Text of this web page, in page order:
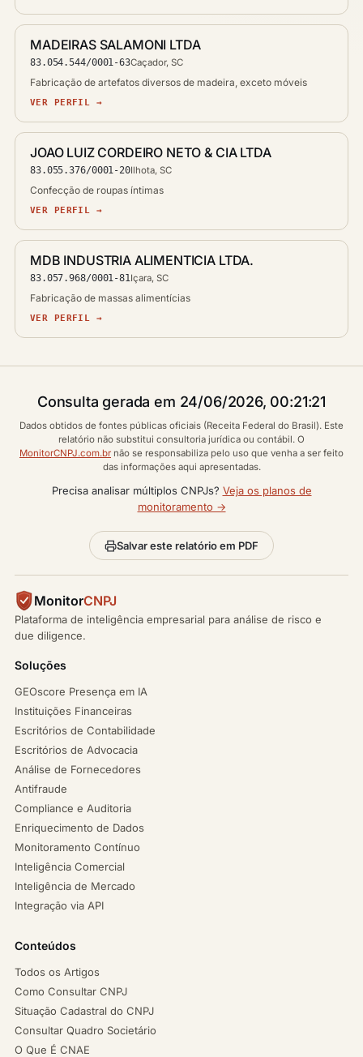
MADEIRAS SALAMONI LTDA
83.054.544/0001-63Caçador, SC
Fabricação de artefatos diversos de madeira, exceto móveis
VER PERFIL →
JOAO LUIZ CORDEIRO NETO & CIA LTDA
83.055.376/0001-20Ilhota, SC
Confecção de roupas íntimas
VER PERFIL →
MDB INDUSTRIA ALIMENTICIA LTDA.
83.057.968/0001-81Içara, SC
Fabricação de massas alimentícias
VER PERFIL →
Consulta gerada em 24/06/2026, 00:21:21
Dados obtidos de fontes públicas oficiais (Receita Federal do Brasil). Este
relatório não substitui consultoria jurídica ou contábil. O
MonitorCNPJ.com.br não se responsabiliza pelo uso que venha a ser feito
das informações aqui apresentadas.
Precisa analisar múltiplos CNPJs? Veja os planos de
monitoramento →
Salvar este relatório em PDF
MonitorCNPJ
Plataforma de inteligência empresarial para análise de risco e
due diligence.
Soluções
GEOscore Presença em IA
Instituições Financeiras
Escritórios de Contabilidade
Escritórios de Advocacia
Análise de Fornecedores
Antifraude
Compliance e Auditoria
Enriquecimento de Dados
Monitoramento Contínuo
Inteligência Comercial
Inteligência de Mercado
Integração via API
Conteúdos
Todos os Artigos
Como Consultar CNPJ
Situação Cadastral do CNPJ
Consultar Quadro Societário
O Que É CNAE